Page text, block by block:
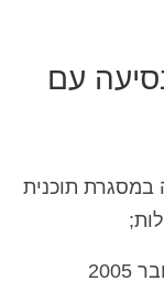
עם
במסגרת תוכנית
דרכוני VWP שהונפקו לפני 26 באוקטובר 2005